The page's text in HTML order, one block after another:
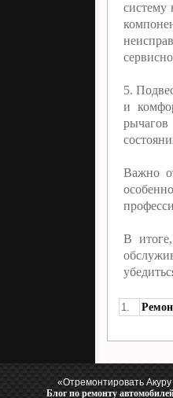
систему
5.
и
Важно
В
1.
«Отремонтировать
Блог по ремонту